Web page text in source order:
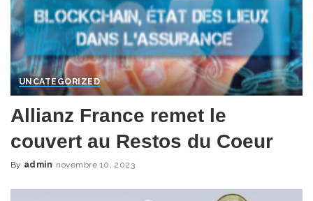
UNCATEGORIZED
Allianz France remet le
couvert au Restos du Coeur
Posted
By admin novembre 10, 2023